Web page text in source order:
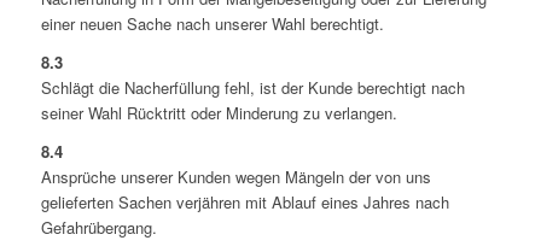
einer neuen Sache nach unserer Wahl berechtigt.
8.3
Schlägt die Nacherfüllung fehl, ist der Kunde berechtigt nach
seiner Wahl Rücktritt oder Minderung zu verlangen.
8.4
Ansprüche unserer Kunden wegen Mängeln der von uns
gelieferten Sachen verjähren mit Ablauf eines Jahres nach
Gefahrübergang.